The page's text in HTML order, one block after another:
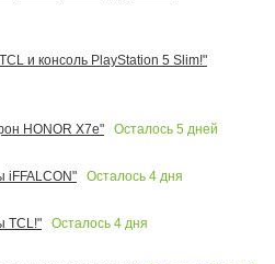
и консоль PlayStation 5 Slim!"
HONOR X7e"
Осталось 5 дней
iFFALCON"
Осталось 4 дня
TCL!"
Осталось 4 дня